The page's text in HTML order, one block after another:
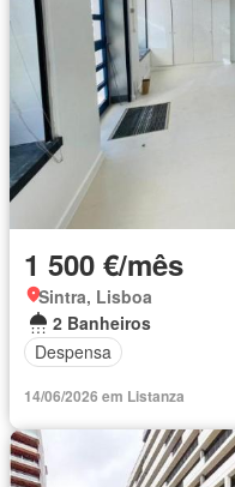
1 500 €/mês
Sintra, Lisboa
2 Banheiros
Despensa
14/06/2026 em Listanza